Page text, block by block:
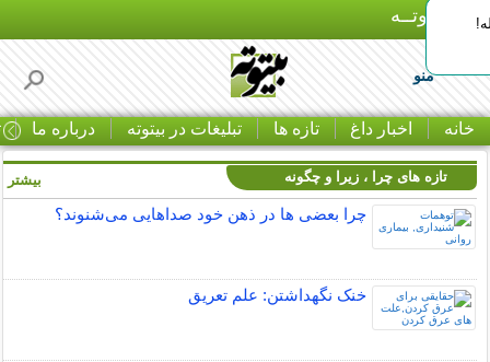
بـیتوتــه
منو
خانه اخبار داغ تازه ها تبلیغات در بیتوته درباره ما
تازه های چرا ، زیرا و چگونه
چرا بعضی ها در ذهن خود صداهایی می‌شنوند؟
خنک نگهداشتن: علم تعریق
بیشتر